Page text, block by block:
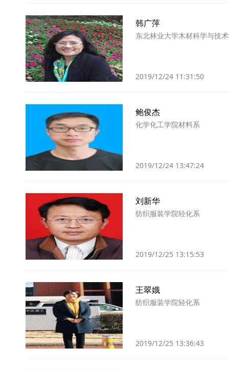
韩广萍
东北林业大学木材科学与技
2019/12/24 11:31:50
鲍俊杰
化学化工学院材料系
2019/12/24 13:47:24
刘新华
纺织服装学院轻化系
2019/12/25 13:15:53
王翠娥
纺织服装学院轻化系
2019/12/25 13:36:43